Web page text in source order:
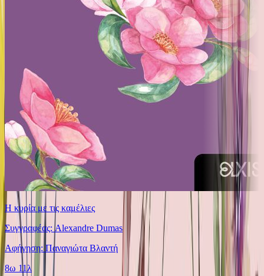
Η κυρία με τις καμέλιες
Συγγραφέας: Alexandre Dumas
Αφήγηση: Παναγιώτα Βλαντή
8ω 11λ